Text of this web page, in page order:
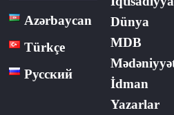
Azərbaycan
Türkçe
Русский
Dünya
MDB
İdman
Yazarlar